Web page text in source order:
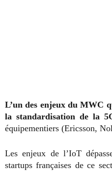
L’un des enjeux du MWC
la standardisation de la
équipementiers (Ericsson,
Les enjeux de l’IoT
startups françaises de ce